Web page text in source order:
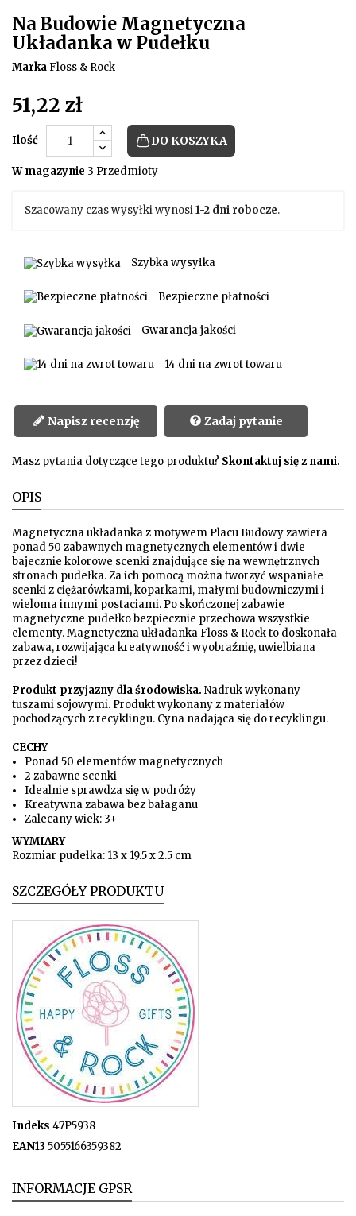
Na Budowie Magnetyczna
Układanka w Pudełku
Marka Floss & Rock
51,22 zł
Ilość DO KOSZYKA
W magazynie 3 Przedmioty
Szacowany czas wysyłki wynosi1-2 dni robocze.
Szybka wysyłka
Bezpieczne płatności
Gwarancja jakości
14 dni na zwrot towaru
Napisz recenzję Zadaj pytanie
Masz pytania dotyczące tego produktu? Skontaktuj się z nami.
OPIS
Magnetyczna układanka z motywem Placu Budowy zawiera
ponad 50 zabawnych magnetycznych elementów i dwie
bajecznie kolorowe scenki znajdujące się na wewnętrznych
stronach pudełka. Za ich pomocą można tworzyć wspaniałe
scenki z ciężarówkami, koparkami, małymi budowniczymi i
wieloma innymi postaciami. Po skończonej zabawie
magnetyczne pudełko bezpiecznie przechowa wszystkie
elementy. Magnetyczna układanka Floss & Rock to doskonała
zabawa, rozwijająca kreatywność i wyobraźnię, uwielbiana
przez dzieci!
Produkt przyjazny dla środowiska. Nadruk wykonany
tuszami sojowymi. Produkt wykonany z materiałów
pochodzących z recyklingu. Cyna nadająca się do recyklingu.
CECHY
Ponad 50 elementów magnetycznych
2 zabawne scenki
Idealnie sprawdza się w podróży
Kreatywna zabawa bez bałaganu
Zalecany wiek: 3+
WYMIARY
Rozmiar pudełka: 13 x 19.5 x 2.5 cm
SZCZEGÓŁY PRODUKTU
Indeks 47P5938
EAN13 5055166359382
INFORMACJE GPSR